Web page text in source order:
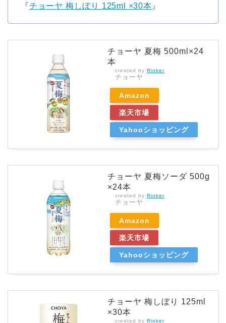
『 チョーヤ 梅しぼり 125ml ×30本』
チョーヤ 夏梅 500ml×24
本
created by Rinker
チョーヤ
Amazon
楽天市場
Yahooショッピング
チョーヤ 夏梅ソーダ 500g
×24本
created by Rinker
チョーヤ
Amazon
楽天市場
Yahooショッピング
チョーヤ 梅しぼり 125ml
×30本
created by Rinker